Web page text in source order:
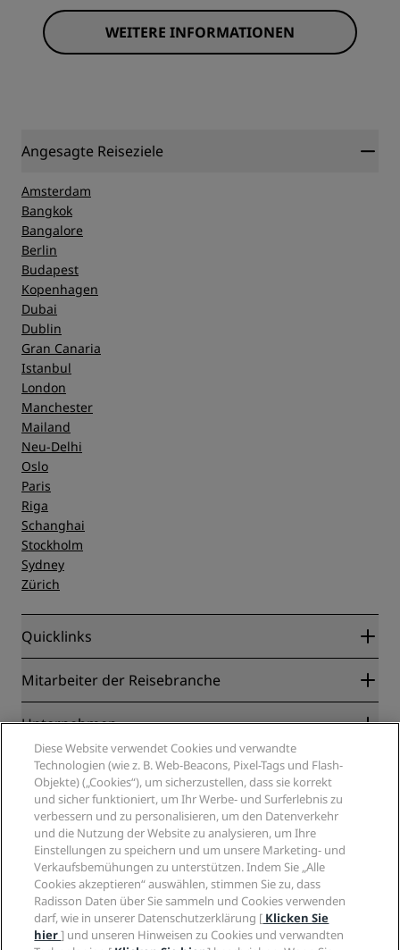
WEITERE INFORMATIONEN
Angesagte Reiseziele
Amsterdam
Bangkok
Bangalore
Berlin
Budapest
Kopenhagen
Dubai
Dublin
Gran Canaria
Istanbul
London
Manchester
Mailand
Neu-Delhi
Oslo
Paris
Riga
Schanghai
Stockholm
Sydney
Zürich
Quicklinks
Radisson Rewards
Blog
Neue und aufstrebende Hotels
Radisson Hotels APP
„Sports Approved“-Hotels
Familienfreundliche Hotels
Gesundheit & Sicherheit
Mitarbeiter der Reisebranche
Partner
Unternehmen
Radisson Hotel Group
Medien
Karriere RHG
Karriere PPHE
Karrieren EHL
The Club by RHG
Entwicklungsmöglichkeiten
Responsible Business – Unser Engagement
Einkauf
Rechtliches
Privacy Centre
Rechtliche Hinweise
Radisson Rewards Geschäftsbedingungen
Website-Nutzungsvereinbarung
Digitale Barrierefreiheit
Moderne Sklaverei – Erklärung
Hilfe
Verbrauchermeldungen
Kontakt
FAQ
Inhaltsübersicht
Soziale Medien
Marken von Radisson Hotels
Diese Website verwendet Cookies und verwandte
Technologien (wie z. B. Web-Beacons, Pixel-Tags und Flash-
Objekte) („Cookies“), um sicherzustellen, dass sie korrekt
und sicher funktioniert, um Ihr Werbe- und Surferlebnis zu
verbessern und zu personalisieren, um den Datenverkehr
und die Nutzung der Website zu analysieren, um Ihre
Einstellungen zu speichern und um unsere Marketing- und
Verkaufsbemühungen zu unterstützen. Indem Sie „Alle
Cookies akzeptieren“ auswählen, stimmen Sie zu, dass
Radisson Daten über Sie sammeln und Cookies verwenden
darf, wie in unserer Datenschutzerklärung [ Klicken Sie
hier] und unseren Hinweisen zu Cookies und verwandten